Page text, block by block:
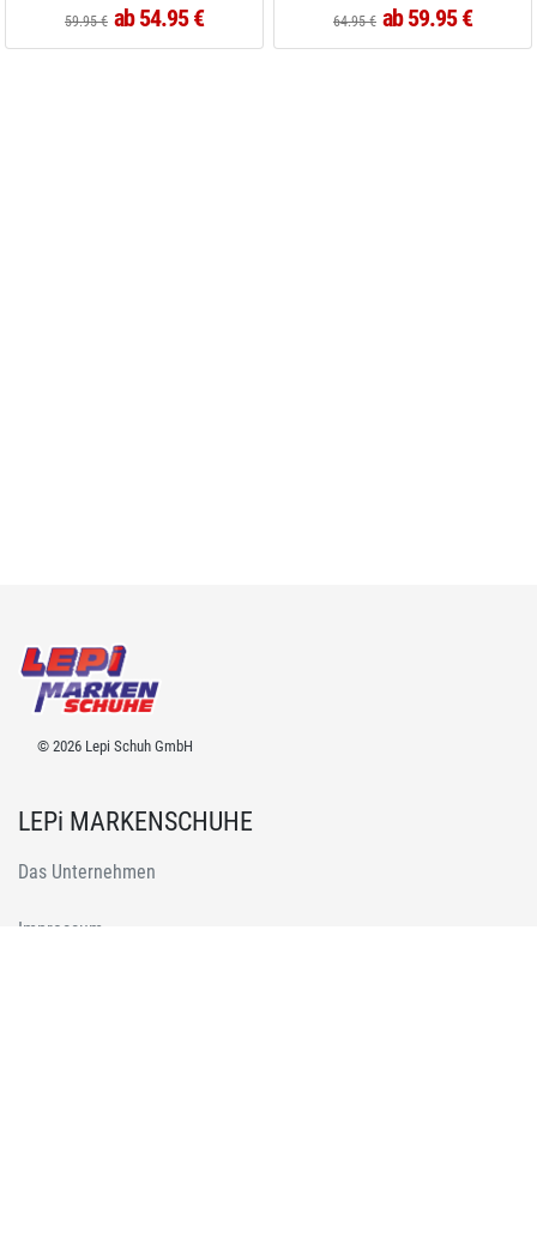
59.95 € ab 54.95 €
64.95 € ab 59.95 €
© 2026 Lepi Schuh GmbH
LEPi MARKENSCHUHE
Das Unternehmen
Impressum